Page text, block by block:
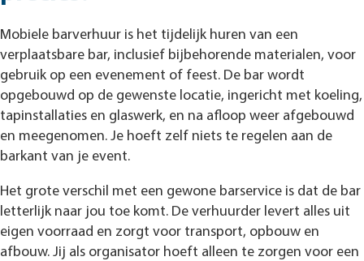
Mobiele barverhuur is het tijdelijk huren van een
verplaatsbare bar, inclusief bijbehorende materialen, voor
gebruik op een evenement of feest. De bar wordt
opgebouwd op de gewenste locatie, ingericht met koeling,
tapinstallaties en glaswerk, en na afloop weer afgebouwd
en meegenomen. Je hoeft zelf niets te regelen aan de
barkant van je event.
Het grote verschil met een gewone barservice is dat de bar
letterlijk naar jou toe komt. De verhuurder levert alles uit
eigen voorraad en zorgt voor transport, opbouw en
afbouw. Jij als organisator hoeft alleen te zorgen voor een